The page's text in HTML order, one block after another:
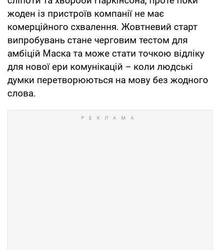
жоден із пристроїв компанії не має
комерційного схвалення. Жовтневий старт
випробувань стане черговим тестом для
амбіцій Маска та може стати точкою відліку
для нової ери комунікацій – коли людські
думки перетворюються на мову без жодного
слова.